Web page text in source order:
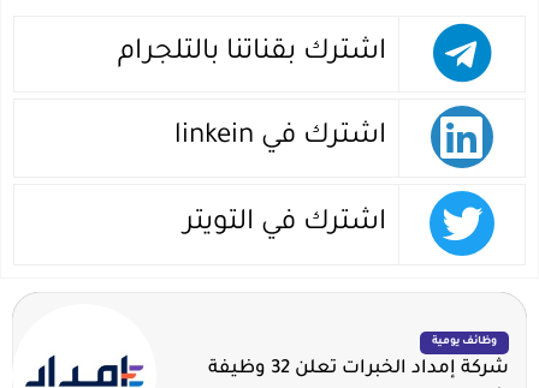
اشترك بقناتنا بالتلجرام
اشترك في linkein
اشترك في التويتر
وظائف يومية
شركة إمداد الخبرات تعلن 32 وظيفة